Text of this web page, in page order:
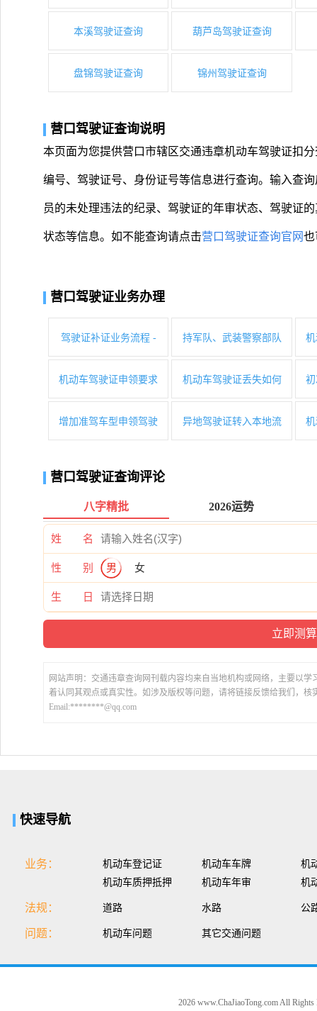
本溪驾驶证查询 葫芦岛驾驶证查询
盘锦驾驶证查询 锦州驾驶证查询
营口驾驶证查询说明
本页面为您提供营口市辖区交通违章机动车驾驶证扣
编号、驾驶证号、身份证号等信息进行查询。输入查
员的未处理违法的纪录、驾驶证的年审状态、驾驶证
状态等信息。如不能查询请点击营口驾驶证查询官网也
营口驾驶证业务办理
驾驶证补证业务流程 - 持军队、武装警察部队
机动车驾驶证申领要求 机动车驾驶证丢失如何
增加准驾车型申领驾驶 异地驾驶证转入本地流
营口驾驶证查询评论
八字精批 2026运势
姓 名
性 别 男 女
生 日
网站声明：交通违章查询网刊载内容均来自当地机构或网络，主要以
着认同其观点或真实性。如涉及版权等问题，请将链接反馈给我们，核
Email:********@qq.com
快速导航
业务： 机动车登记证 机动车车牌
机
机动车质押抵押
机动车年审 机
法规： 道路 水路 公
问题： 机动车问题 其它交通问题
2026 www.ChaJiaoTong.com All Rights